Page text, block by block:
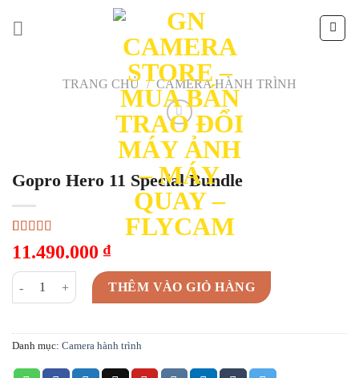
TRANG CHỦ / CAMERA HÀNH TRÌNH
Gopro Hero 11 Special Bundle
5.00
trên 5
dựa trên
1
đánh giá
11.490.000 ₫
Gopro Hero 11 Special Bundle số lượng
THÊM VÀO GIỎ HÀNG
Danh mục: Camera hành trình